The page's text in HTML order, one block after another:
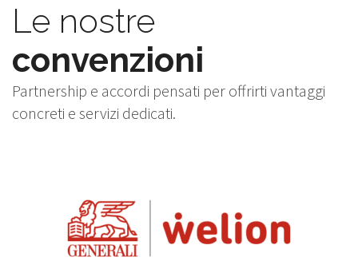
Le nostre
convenzioni
Partnership e accordi pensati per offrirti vantaggi
concreti e servizi dedicati.